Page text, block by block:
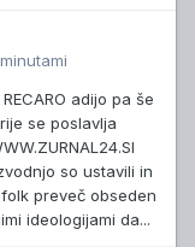
adijo pa še
se poslavlja
so ustavili in
preveč obseden
ideologijami da...